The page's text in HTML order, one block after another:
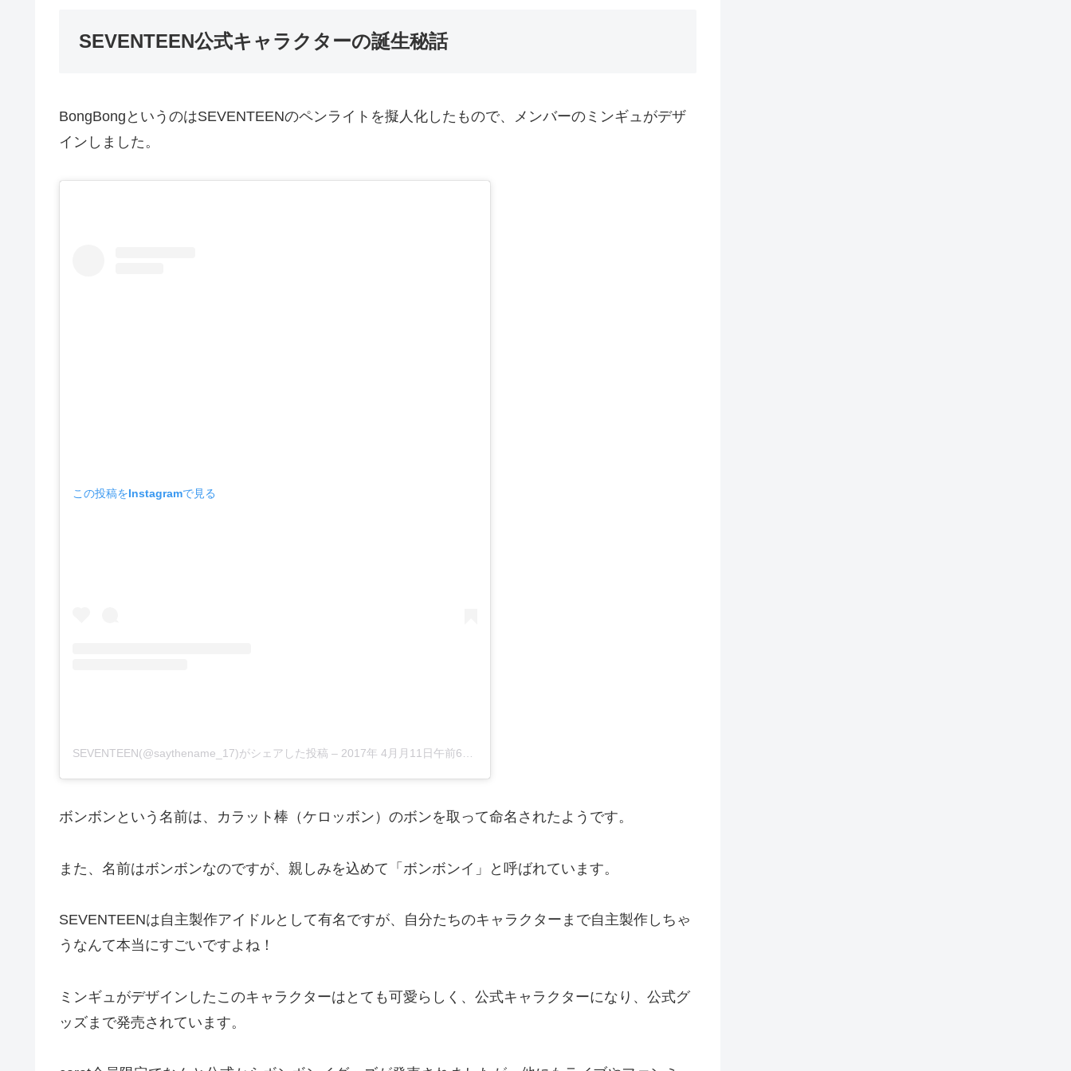
SEVENTEEN公式キャラクターの誕生秘話
BongBongというのはSEVENTEENのペンライトを擬人化したもので、メンバーのミンギュがデザ
インしました。
この投稿をInstagramで見る
SEVENTEEN(@saythename_17)がシェアした投稿 – 2017年 4月月11日午前6時02分PDT
ボンボンという名前は、カラット棒（ケロッボン）のボンを取って命名されたようです。
また、名前はボンボンなのですが、親しみを込めて「ボンボンイ」と呼ばれています。
SEVENTEENは自主製作アイドルとして有名ですが、自分たちのキャラクターまで自主製作しちゃ
うなんて本当にすごいですよね！
ミンギュがデザインしたこのキャラクターはとても可愛らしく、公式キャラクターになり、公式グ
ッズまで発売されています。